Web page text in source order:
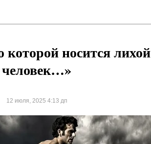
которой носится лихой
человек…»
12 июля, 2025 4:13 дп